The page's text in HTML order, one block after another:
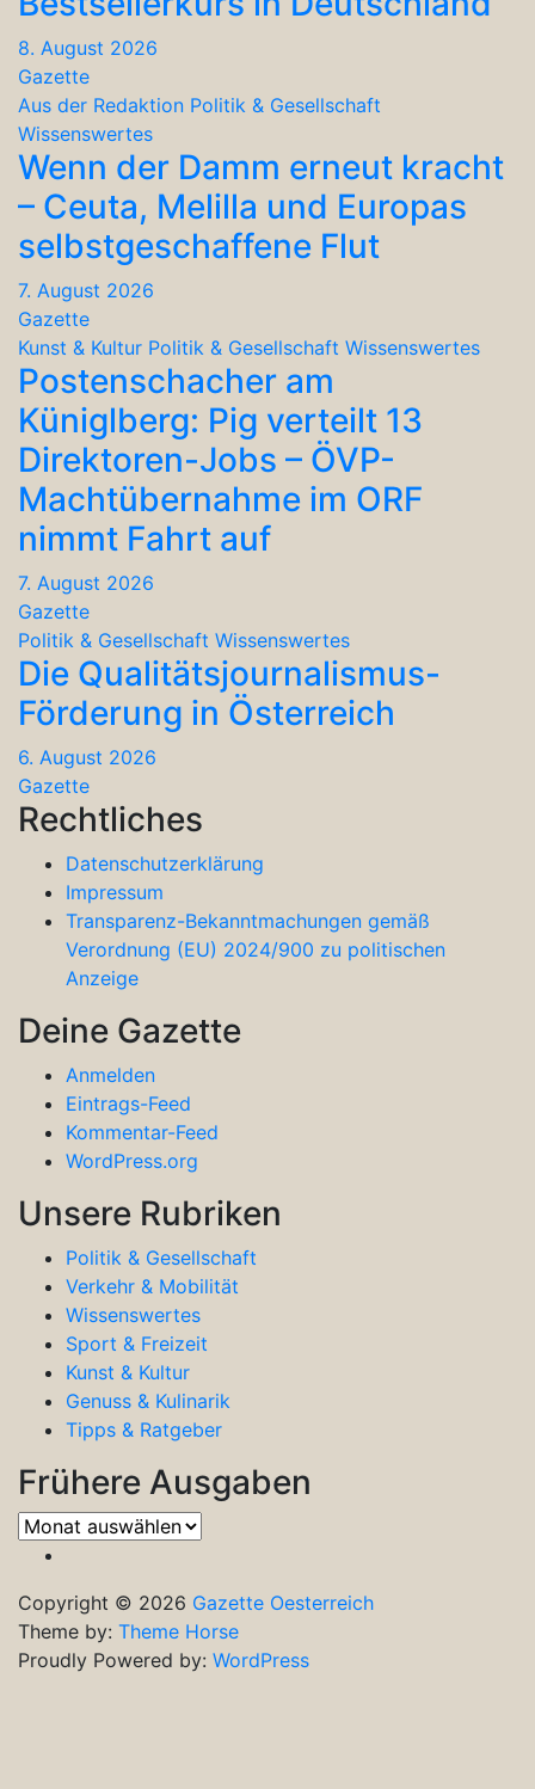
8. August 2026
Gazette
Aus der Redaktion Politik & Gesellschaft
Wissenswertes
Wenn der Damm erneut kracht
– Ceuta, Melilla und Europas
selbstgeschaffene Flut
7. August 2026
Gazette
Kunst & Kultur Politik & Gesellschaft Wissenswertes
Postenschacher am
Küniglberg: Pig verteilt 13
Direktoren-Jobs – ÖVP-
Machtübernahme im ORF
nimmt Fahrt auf
7. August 2026
Gazette
Politik & Gesellschaft Wissenswertes
Die Qualitätsjournalismus-
Förderung in Österreich
6. August 2026
Gazette
Rechtliches
Datenschutzerklärung
Impressum
Transparenz-Bekanntmachungen gemäß
Verordnung (EU) 2024/900 zu politischen
Anzeige
Deine Gazette
Anmelden
Eintrags-Feed
Kommentar-Feed
WordPress.org
Unsere Rubriken
Politik & Gesellschaft
Verkehr & Mobilität
Wissenswertes
Sport & Freizeit
Kunst & Kultur
Genuss & Kulinarik
Tipps & Ratgeber
Frühere Ausgaben
Frühere
Ausgaben
Copyright © 2026 Gazette Oesterreich
Theme by: Theme Horse
Proudly Powered by: WordPress